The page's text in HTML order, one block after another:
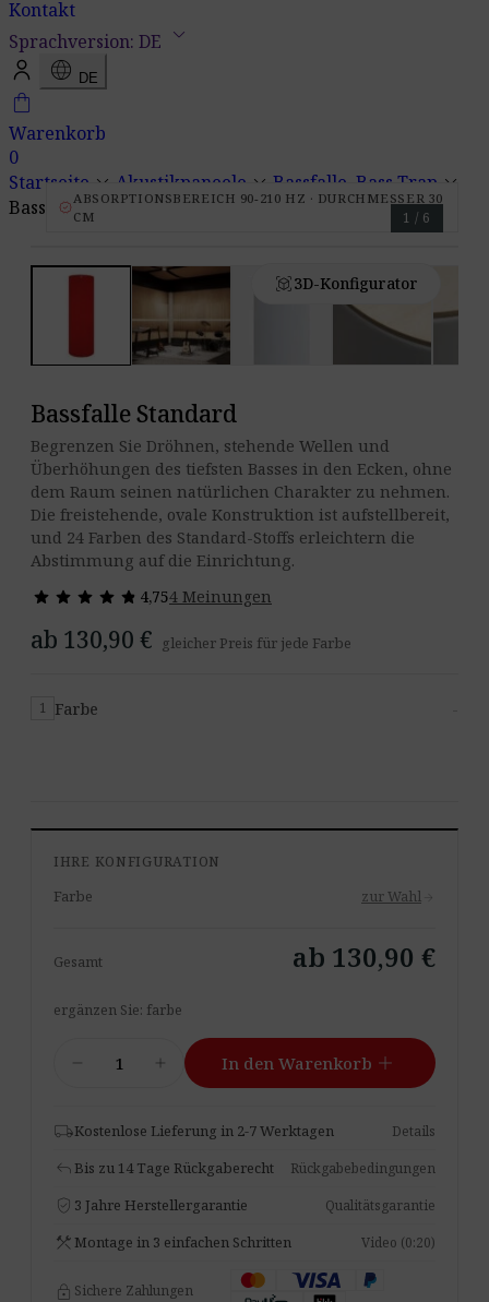
Kontakt
Sprachversion: DE keyboard_arrow_down
language DE
shopping_bag
Warenkorb
0
Startseite keyboard_arrow_down Akustikpaneele keyboard_arrow_down Bassfalle, Bass Trap keyboard_arrow_down
Bassfalle Standard
verified
ABSORPTIONSBEREICH 90-210 HZ · DURCHMESSER 30
CM
view_in_ar3D-Konfigurator
1 / 6
Bassfalle Standard
Begrenzen Sie Dröhnen, stehende Wellen und
Überhöhungen des tiefsten Basses in den Ecken, ohne
dem Raum seinen natürlichen Charakter zu nehmen.
Die freistehende, ovale Konstruktion ist aufstellbereit,
und 24 Farben des Standard-Stoffs erleichtern die
Abstimmung auf die Einrichtung.
star star star star star
star star star star star 4,754 Meinungen
ab 130,90 € gleicher Preis für jede Farbe
1 Farbe
IHRE KONFIGURATION
Farbe zur Wahl arrow_forward
Gesamt ab 130,90 €
ergänzen Sie: farbe
Standard
add In den Warenkorb add
local_shippingKostenlose Lieferung in 2-7 Werktagen Details
reply Bis zu 14 Tage Rückgaberecht Rückgabebedingungen
verified_user 3 Jahre Herstellergarantie Qualitätsgarantie
construction Montage in 3 einfachen Schritten Video (0:20)
lock Sichere Zahlungen